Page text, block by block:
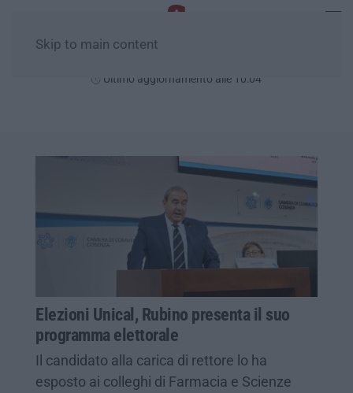
Skip to main content
Ultimo aggiornamento alle 10:04
Elezioni Unical, Rubino presenta il suo
programma elettorale
Il candidato alla carica di rettore lo ha
esposto ai colleghi di Farmacia e Scienze